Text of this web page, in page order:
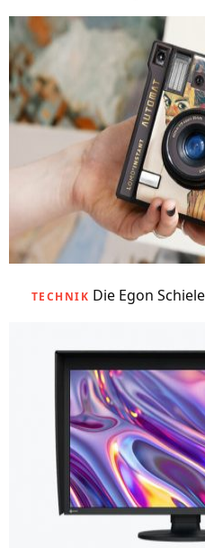
TECHNIK Die Egon